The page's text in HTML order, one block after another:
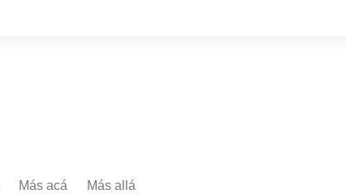
Más acá Más allá